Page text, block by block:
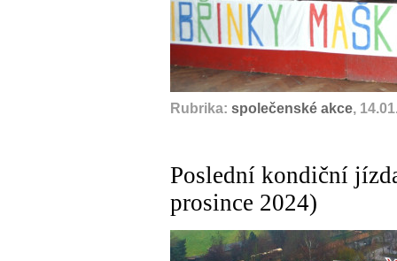
Rubrika: společenské akce,
Poslední kondiční
prosince 2024)